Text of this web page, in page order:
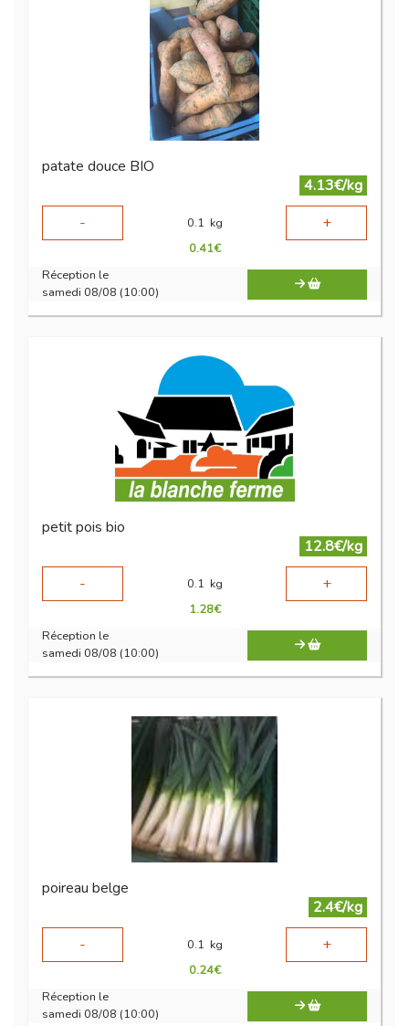
patate douce BIO
4.13€/kg
-
0.1 kg +
0.41€
Réception le
samedi 08/08 (10:00)
petit pois bio
12.8€/kg
-
0.1 kg +
1.28€
Réception le
samedi 08/08 (10:00)
poireau belge
2.4€/kg
-
0.1 kg +
0.24€
Réception le
samedi 08/08 (10:00)